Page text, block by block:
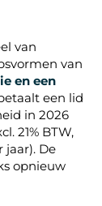
van
van
en een
een lid
in 2026
21% BTW,
De
opnieuw